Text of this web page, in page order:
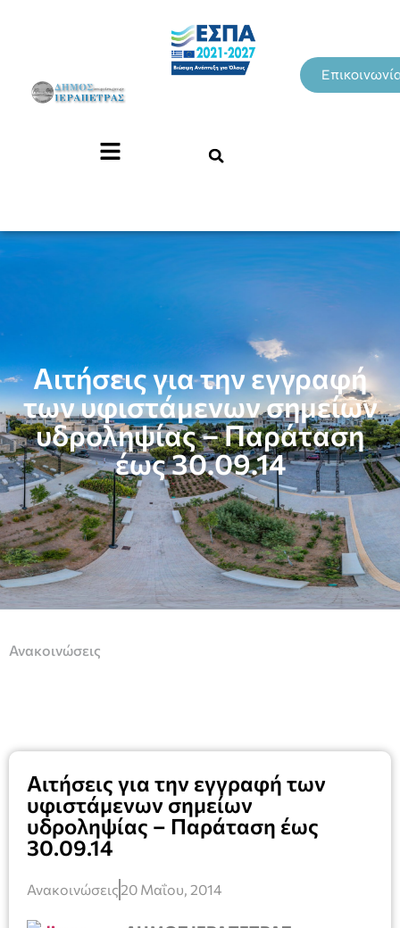
Αιτήσεις για την εγγραφή
των υφιστάμενων σημείων
υδροληψίας – Παράταση
έως 30.09.14
Ανακοινώσεις
Αιτήσεις για την εγγραφή των
υφιστάμενων σημείων
υδροληψίας – Παράταση έως
30.09.14
Ανακοινώσεις 20 Μαΐου, 2014